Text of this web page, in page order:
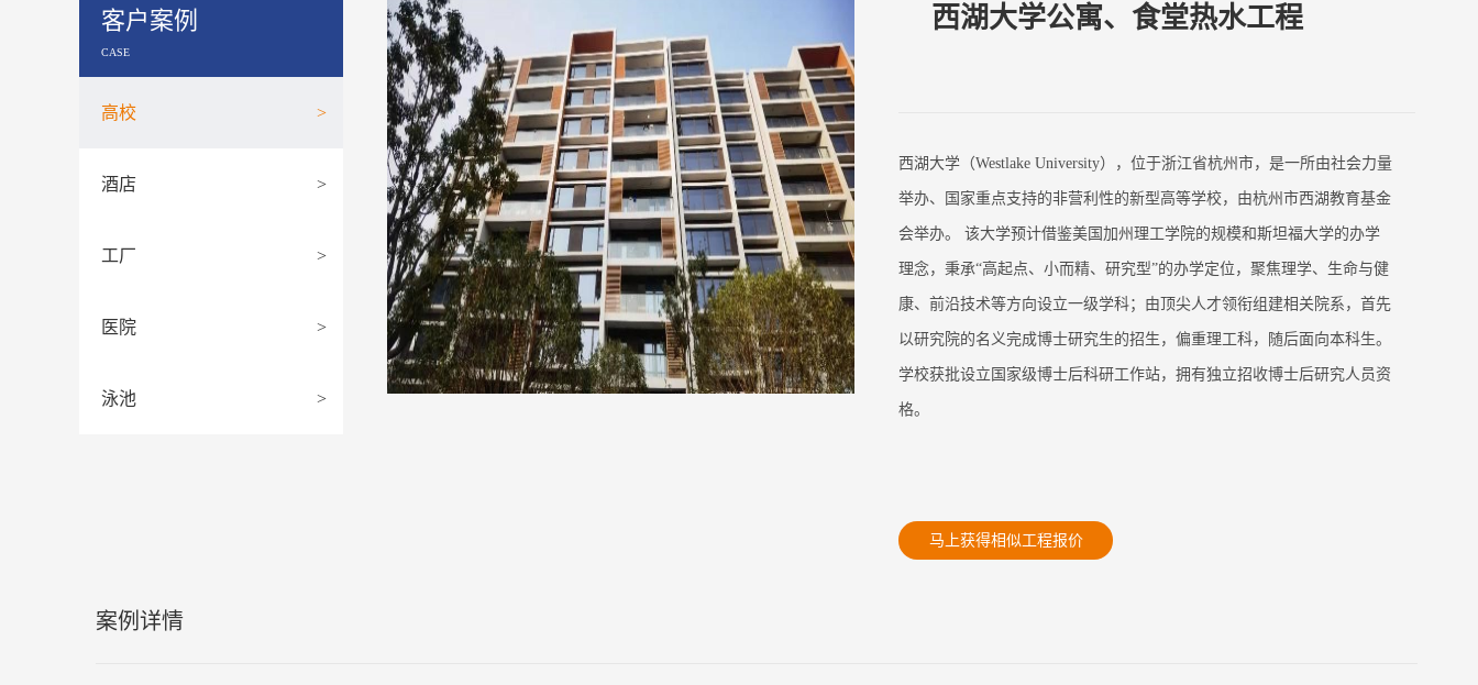
客户案例
CASE
高校 >
酒店 >
工厂 >
医院 >
泳池 >
西湖大学公寓、食堂热水工程
西湖大学（Westlake University），位于浙江省杭州市，是一所由社会力量
举办、国家重点支持的非营利性的新型高等学校，由杭州市西湖教育基金
会举办。 该大学预计借鉴美国加州理工学院的规模和斯坦福大学的办学
理念，秉承“高起点、小而精、研究型”的办学定位，聚焦理学、生命与健
康、前沿技术等方向设立一级学科；由顶尖人才领衔组建相关院系，首先
以研究院的名义完成博士研究生的招生，偏重理工科，随后面向本科生。
学校获批设立国家级博士后科研工作站，拥有独立招收博士后研究人员资
格。
马上获得相似工程报价
案例详情